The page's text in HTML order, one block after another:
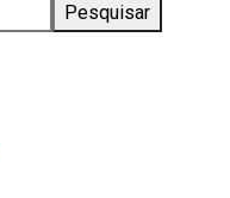
Pesquisar